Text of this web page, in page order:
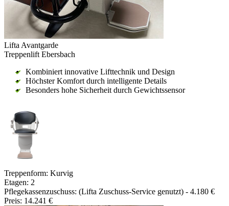
Lifta Avantgarde
Treppenlift Ebersbach
Kombiniert innovative Lifttechnik und Design
Höchster Komfort durch intelligente Details
Besonders hohe Sicherheit durch Gewichtssensor
Treppenform: Kurvig
Etagen: 2
Pflegekassenzuschuss: (Lifta Zuschuss-Service genutzt) - 4.180 €
Preis: 14.241 €